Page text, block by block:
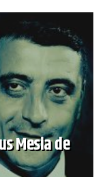
Mesia de